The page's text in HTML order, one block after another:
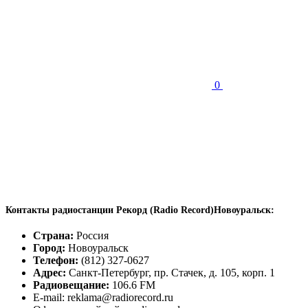
0
Контакты радиостанции Рекорд (Radio Record)Новоуральск:
Страна: Россия
Город: Новоуральск
Телефон: (812) 327-0627
Адрес: Санкт-Петербург, пр. Стачек, д. 105, корп. 1
Радиовещание: 106.6 FM
E-mail: reklama@radiorecord.ru